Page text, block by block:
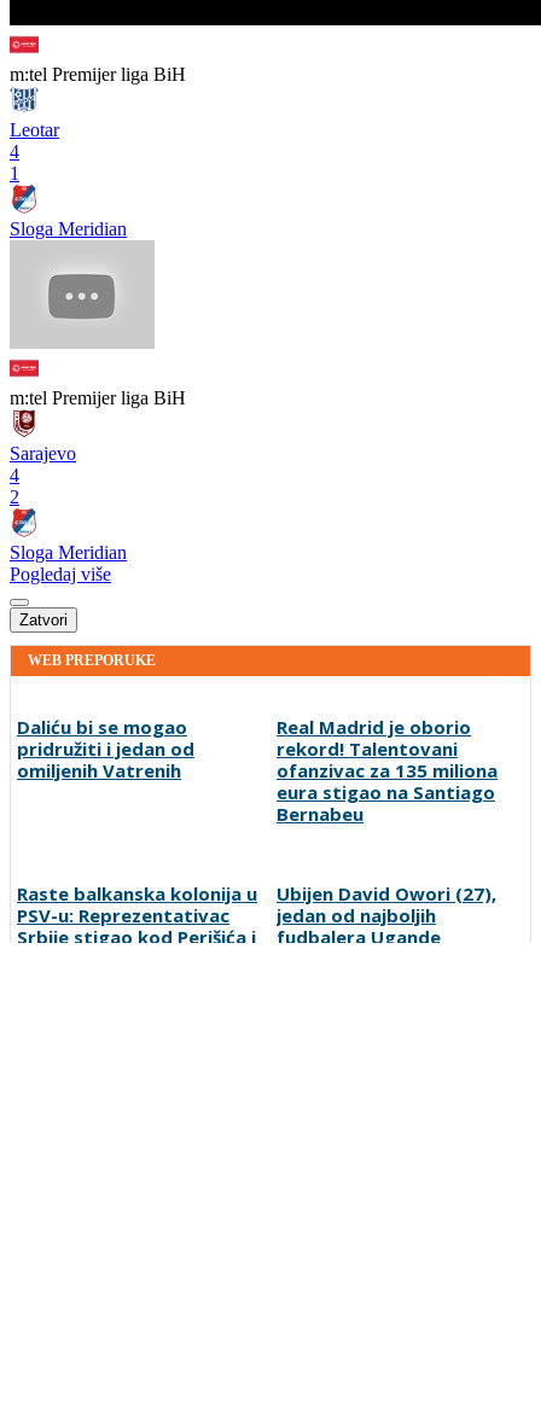
m:tel Premijer liga BiH
Leotar
4
1
Sloga Meridian
m:tel Premijer liga BiH
Sarajevo
4
2
Sloga Meridian
Pogledaj više
Zatvori
WEB PREPORUKE
Daliću bi se mogao
pridružiti i jedan od
omiljenih Vatrenih
Real Madrid je oborio
rekord! Talentovani
ofanzivac za 135 miliona
eura stigao na Santiago
Bernabeu
Raste balkanska kolonija u
PSV-u: Reprezentativac
Srbije stigao kod Perišića i
Ubijen David Owori (27),
jedan od najboljih
fudbalera Ugande